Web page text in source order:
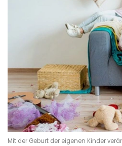
Mit der Geburt der eigenen Kinder